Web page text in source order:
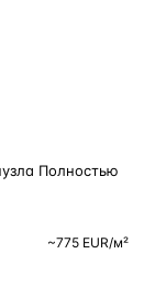
Полностью
~775 EUR/м²